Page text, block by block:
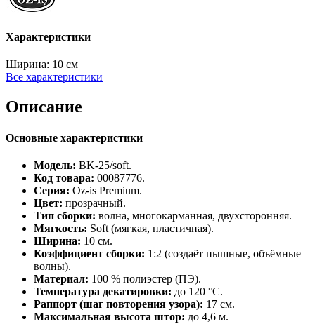
Характеристики
Ширина: 10 см
Все характеристики
Описание
Основные характеристики
Модель: BK‑25/soft.
Код товара: 00087776.
Серия: Oz‑is Premium.
Цвет: прозрачный.
Тип сборки: волна, многокарманная, двухсторонняя.
Мягкость: Soft (мягкая, пластичная).
Ширина: 10 см.
Коэффициент сборки: 1:2 (создаёт пышные, объёмные
волны).
Материал: 100 % полиэстер (ПЭ).
Температура декатировки: до 120 °C.
Раппорт (шаг повторения узора): 17 см.
Максимальная высота штор: до 4,6 м.